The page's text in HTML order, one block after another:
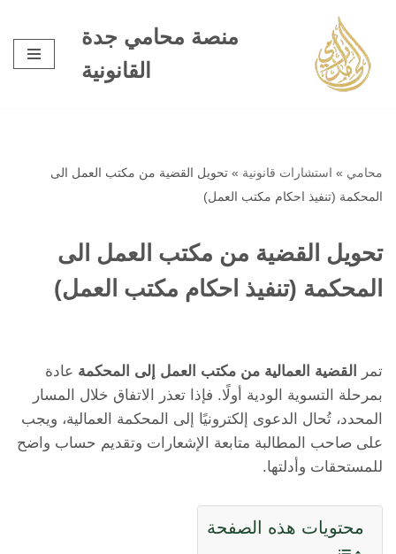
تخطى
إلى
المحتوى
منصة محامي جدة
القانونية
محامي » استشارات قانونية » تحويل القضية من مكتب العمل الى
المحكمة (تنفيذ احكام مكتب العمل)
تحويل القضية من مكتب العمل الى
المحكمة (تنفيذ احكام مكتب العمل)
تمر القضية العمالية من مكتب العمل إلى المحكمة عادة
بمرحلة التسوية الودية أولًا. فإذا تعذر الاتفاق خلال المسار
المحدد، تُحال الدعوى إلكترونيًا إلى المحكمة العمالية، ويجب
على صاحب المطالبة متابعة الإشعارات وتقديم حساب واضح
للمستحقات وأدلتها.
محتويات هذه الصفحة